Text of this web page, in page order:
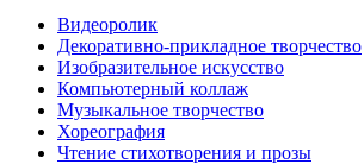
Видеоролик
Декоративно-прикладное творчество
Изобразительное искусство
Компьютерный коллаж
Музыкальное творчество
Хореография
Чтение стихотворения и прозы